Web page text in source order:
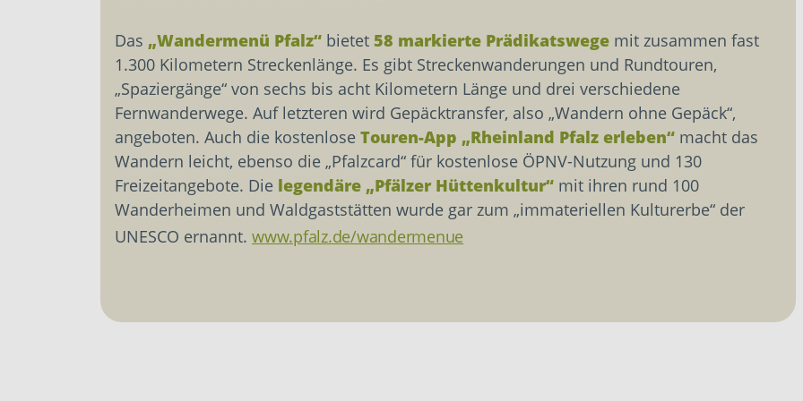
Das „Wandermenü Pfalz“ bietet 58 markierte Prädikatswege mit zusammen fast
1.300 Kilometern Streckenlänge. Es gibt Streckenwanderungen und Rundtouren,
„Spaziergänge“ von sechs bis acht Kilometern Länge und drei verschiedene
Fernwanderwege. Auf letzteren wird Gepäcktransfer, also „Wandern ohne Gepäck“,
angeboten. Auch die kostenlose Touren-App „Rheinland Pfalz erleben“ macht das
Wandern leicht, ebenso die „Pfalzcard“ für kostenlose ÖPNV-Nutzung und 130
Freizeitangebote. Die legendäre „Pfälzer Hüttenkultur“ mit ihren rund 100
Wanderheimen und Waldgaststätten wurde gar zum „immateriellen Kulturerbe“ der
UNESCO ernannt. www.pfalz.de/wandermenue